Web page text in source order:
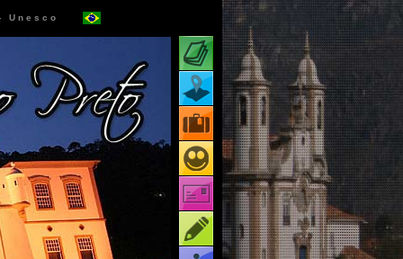
Unesco
Atrações turísticas
Mapa de atrações
Pacotes turísticos
Receptivos turísticos
Cartões virtuais
Dicas